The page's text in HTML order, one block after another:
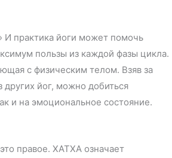
И практика йоги может помочь
пользы из каждой фазы цикла.
с физическим телом. Взяв за
других йог, можно добиться
и на эмоциональное состояние.
правое. ХАТХА означает